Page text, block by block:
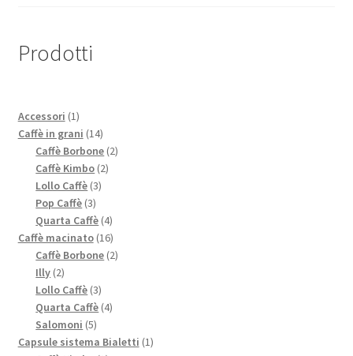
Prodotti
Accessori 11
prodotto
Caffè in grani 1414
prodotti
Caffè Borbone 22
Caffè Kimbo 22
Lollo Caffè 33
Pop Caffè 33
prodotti
Quarta Caffè 44
prodotti
Caffè macinato 1616
prodotti
Caffè Borbone 22
Illy 22
prodotti
Lollo Caffè 33
prodotti
Quarta Caffè 44
Salomoni 55
prodotti
Capsule sistema Bialetti 11